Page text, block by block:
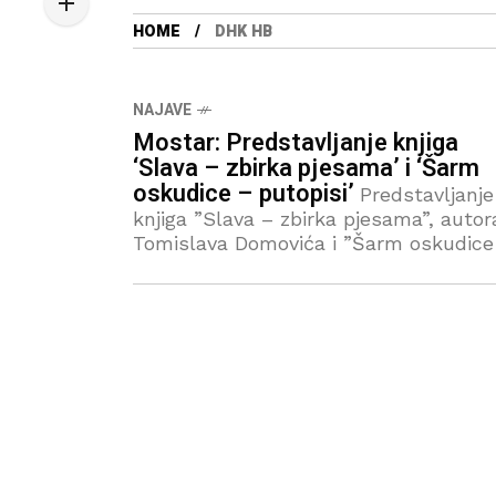
HOME DHK HB
NAJAVE
Mostar: Predstavljanje knjiga
‘Slava – zbirka pjesama’ i ‘Šarm
oskudice – putopisi’ Predstavljanje
knjiga ”Slava – zbirka pjesama”,
Tomislava Domovića i ”Šarm
Glasnović upriličit će se u četvrtak, 8.